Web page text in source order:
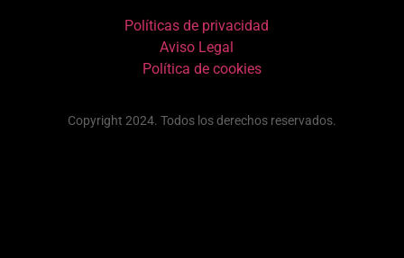
Políticas de privacidad
Aviso Legal
Política de cookies
Copyright 2024. Todos los derechos reservados.